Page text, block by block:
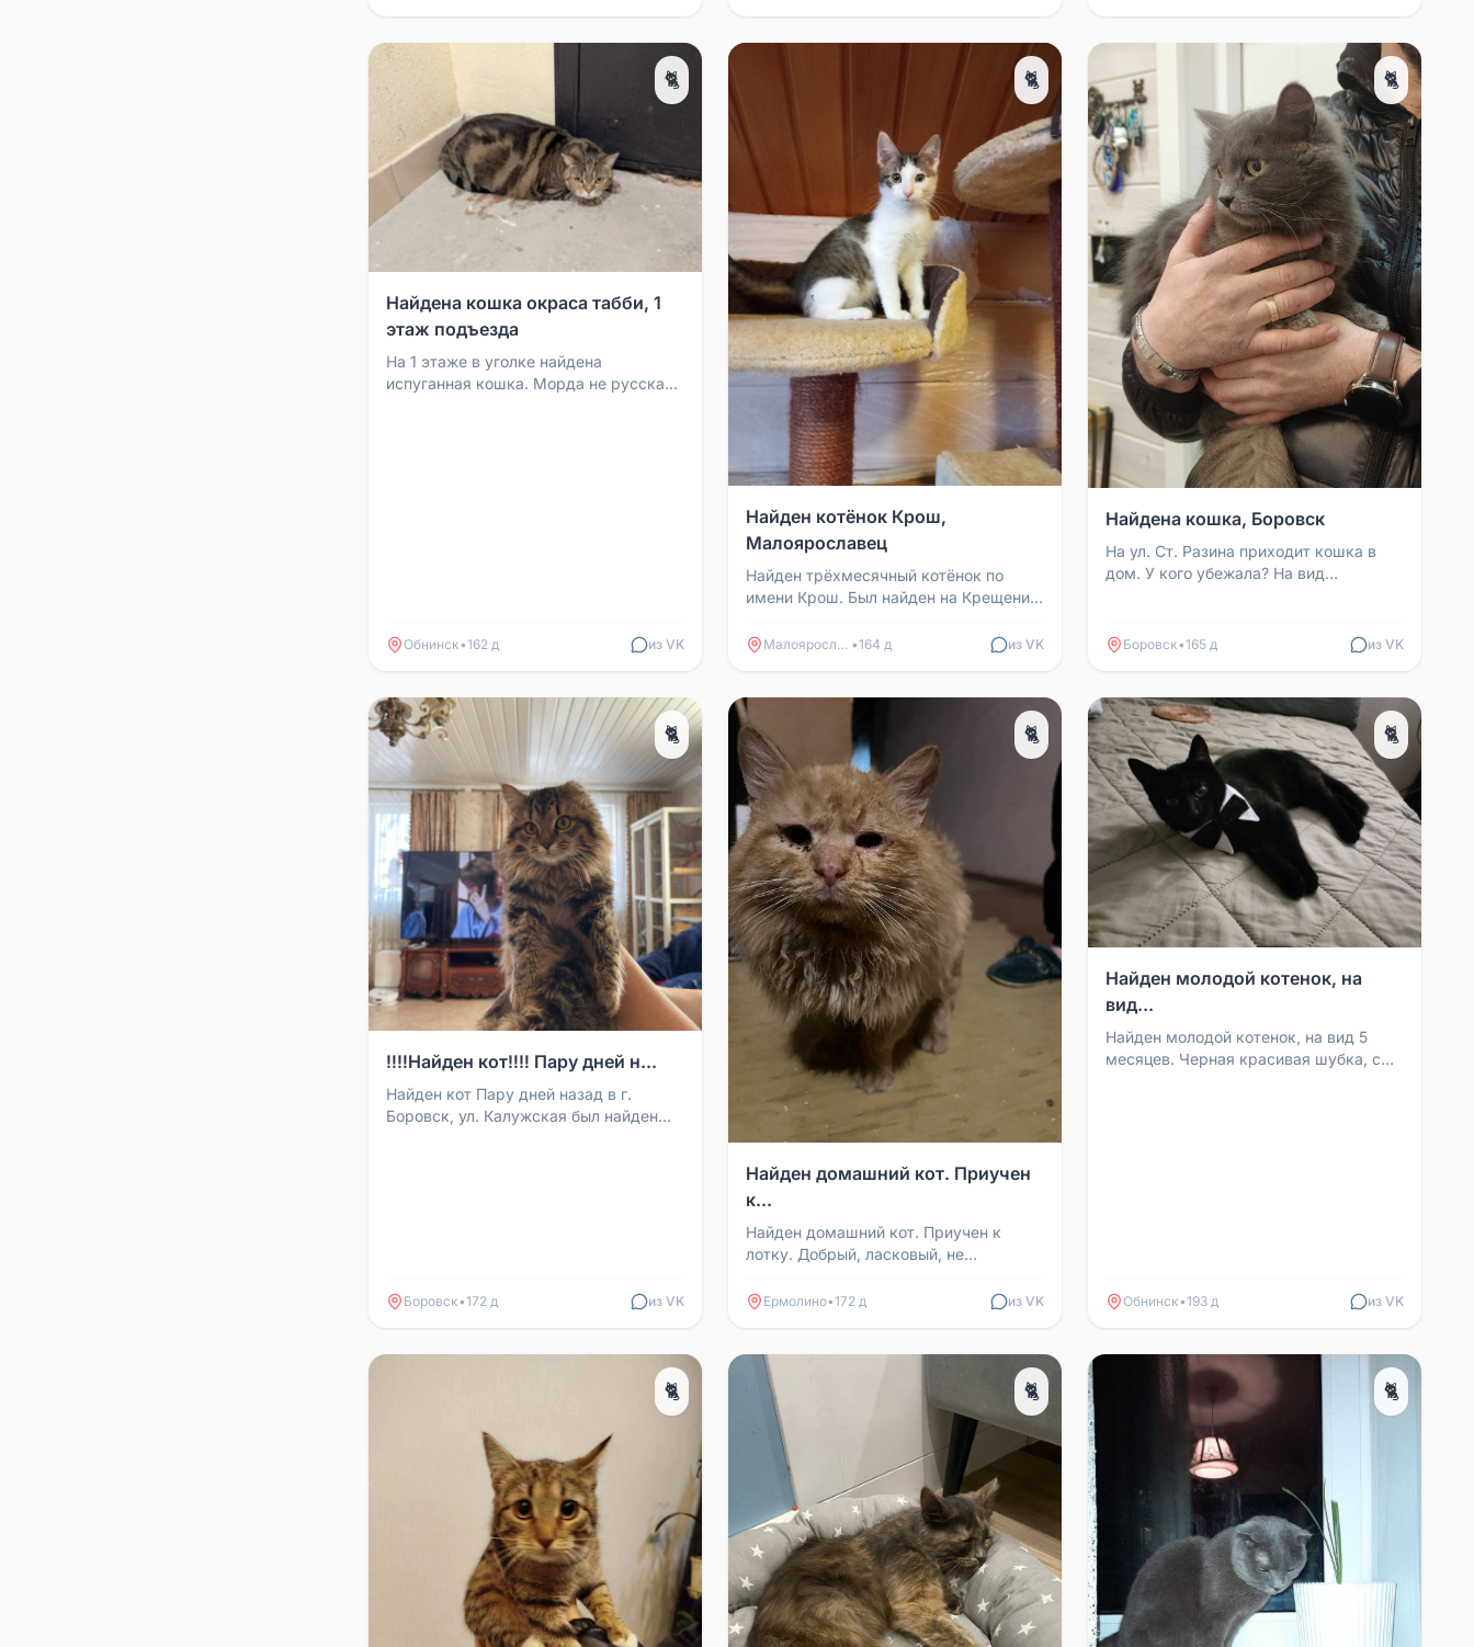
🐈
Найдена кошка окраса табби, 1
этаж подъезда
На 1 этаже в уголке найдена
испуганная кошка. Морда не русская,
Обнинск•162 д из VK
🐈
Найден котёнок Крош,
Малоярославец
Найден трёхмесячный котёнок по
имени Крош. Был найден на Крещение
пошёл сразу, есть пас...
Малоярославец •164 д из VK
🐈
Найдена кошка, Боровск
На ул. Ст. Разина приходит кошка в
дом. У кого убежала? На вид
Боровск•165 д из VK
🐈
‼️‼️Найден кот‼️‼️ Пару дней н...
Найден кот Пару дней назад в г.
Боровск, ул. Калужская был найден
Боровск•172 д из VK
🐈
Найден домашний кот. Приучен
к...
Найден домашний кот. Приучен к
лотку. Добрый, ласковый, не
Ермолино•172 д из VK
🐈
Найден молодой котенок, на
вид...
Найден молодой котенок, на вид 5
месяцев. Черная красивая шубка, с
Обнинск•193 д из VK
🐈 🐈 🐈